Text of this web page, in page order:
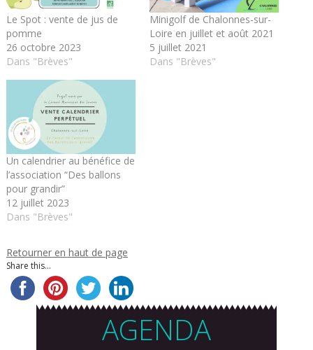
Le Spot : vente de jus de
pomme
26 octobre 2023
Dans "Brèves"
Minigolf de Chalonnes-sur-
Loire en juillet et août 2021
5 juillet 2021
Dans "Brèves"
Un calendrier au bénéfice de
l’association “Des ballons
pour grandir”
12 juillet 2023
Dans "Brèves"
Retourner en haut de page
Share this...
AGENDA